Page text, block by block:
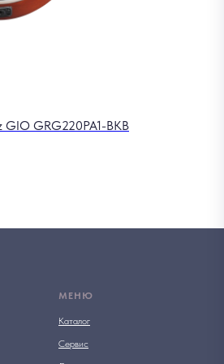
GIO GRG220PA1-BKB
МЕНЮ
Каталог
Сервис